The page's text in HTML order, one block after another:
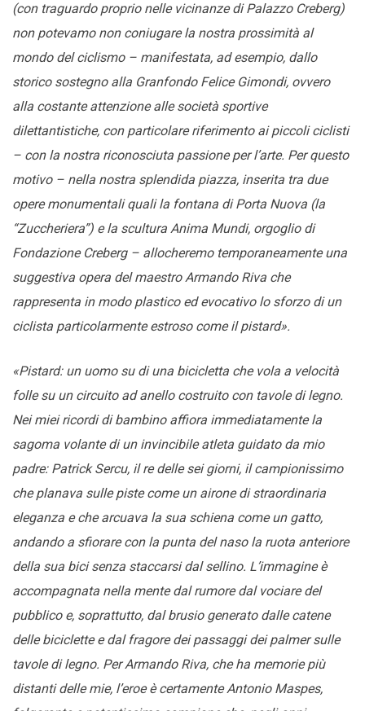
(con traguardo proprio nelle vicinanze di Palazzo Creberg)
non potevamo non coniugare la nostra prossimità al
mondo del ciclismo – manifestata, ad esempio, dallo
storico sostegno alla Granfondo Felice Gimondi, ovvero
alla costante attenzione alle società sportive
dilettantistiche, con particolare riferimento ai piccoli ciclisti
– con la nostra riconosciuta passione per l’arte. Per questo
motivo – nella nostra splendida piazza, inserita tra due
opere monumentali quali la fontana di Porta Nuova (la
“Zuccheriera”) e la scultura Anima Mundi, orgoglio di
Fondazione Creberg – allocheremo temporaneamente una
suggestiva opera del maestro Armando Riva che
rappresenta in modo plastico ed evocativo lo sforzo di un
ciclista particolarmente estroso come il pistard».
«Pistard: un uomo su di una bicicletta che vola a velocità
folle su un circuito ad anello costruito con tavole di legno.
Nei miei ricordi di bambino affiora immediatamente la
sagoma volante di un invincibile atleta guidato da mio
padre: Patrick Sercu, il re delle sei giorni, il campionissimo
che planava sulle piste come un airone di straordinaria
eleganza e che arcuava la sua schiena come un gatto,
andando a sfiorare con la punta del naso la ruota anteriore
della sua bici senza staccarsi dal sellino. L’immagine è
accompagnata nella mente dal rumore dal vociare del
pubblico e, soprattutto, dal brusio generato dalle catene
delle biciclette e dal fragore dei passaggi dei palmer sulle
tavole di legno. Per Armando Riva, che ha memorie più
distanti delle mie, l’eroe è certamente Antonio Maspes,